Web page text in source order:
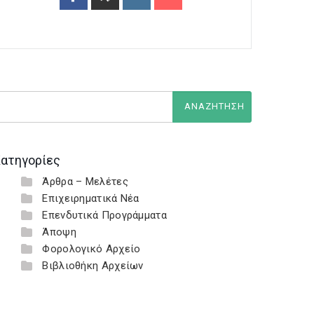
Άρθρα – Μελέτες
Επιχειρηματικά Νέα
Επενδυτικά Προγράμματα
Άποψη
Φορολογικό Αρχείο
Βιβλιοθήκη Αρχείων